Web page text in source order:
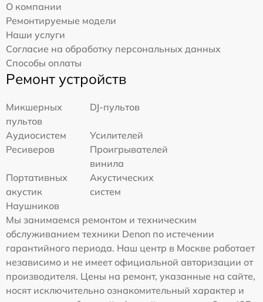
О компании
Ремонтируемые модели
Наши услуги
Согласие на обработку персональных данных
Способы оплаты
Ремонт устройств
Микшерных
пультов
DJ-пультов
Аудиосистем
Усилителей
Ресиверов
Проигрывателей
винила
Портативных
акустик
Акустических
систем
Наушников
Мы занимаемся ремонтом и техническим
обслуживанием техники Denon по истечении
гарантийного периода. Наш центр в Москве работает
независимо и не имеет официальной авторизации от
производителя. Цены на ремонт, указанные на сайте,
носят исключительно ознакомительный характер и